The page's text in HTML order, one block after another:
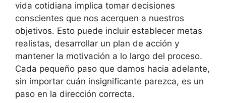
vida cotidiana implica tomar decisiones
conscientes que nos acerquen a nuestros
objetivos. Esto puede incluir establecer metas
realistas, desarrollar un plan de acción y
mantener la motivación a lo largo del proceso.
Cada pequeño paso que damos hacia adelante,
sin importar cuán insignificante parezca, es un
paso en la dirección correcta.